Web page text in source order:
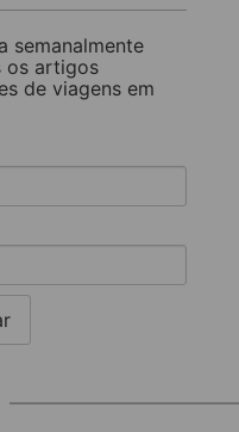
semanalmente
os artigos
de viagens em